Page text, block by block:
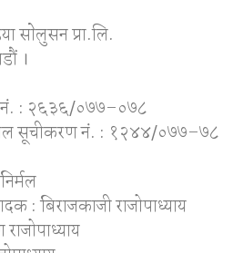
साेलुसन प्रा.लि.
।
नं. : २६३६/०७७–०७८
सूचीकरण नं. : १२४४/०७७–७८
: बिराजकाजी राजोपाध्याय